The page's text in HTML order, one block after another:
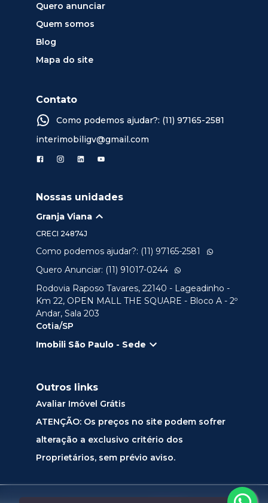
Quero anunciar
Quem somos
Blog
Mapa do site
Contato
Como podemos ajudar?: (11) 97165-2581
interimobiligv@gmail.com
Nossas unidades
Granja Viana
CRECI 24874J
Como podemos ajudar?: (11) 97165-2581
Quero Anunciar: (11) 91017-0244
Rodovia Raposo Tavares, 22140 - Lageadinho -
Km 22, OPEN MALL THE SQUARE - Bloco A - 2º
Andar, Sala 203
Cotia/SP
Imobili São Paulo - Sede
Outros links
Avaliar Imóvel Grátis
ATENÇÃO: Os preços no site podem sofrer
alteração a exclusivo critério dos
Proprietários, sem prévio aviso.